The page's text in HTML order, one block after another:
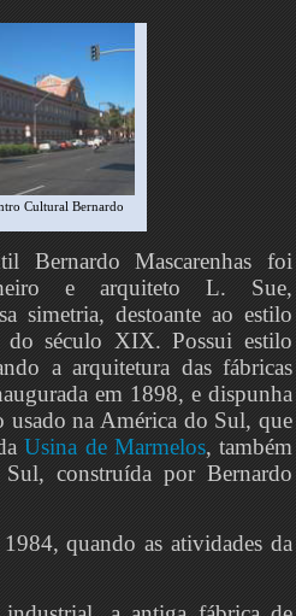
Cultural Bernardo
Bernardo Mascarenhas foi
e arquiteto L. Sue,
simetria, destoante ao estilo
do século XIX. Possui estilo
a arquitetura das fábricas
em 1898, e dispunha
na América do Sul, que
Usina de Marmelos, também
construída por Bernardo
quando as atividades da